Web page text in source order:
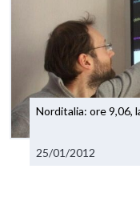
Norditalia: ore 9,06,
25/01/2012